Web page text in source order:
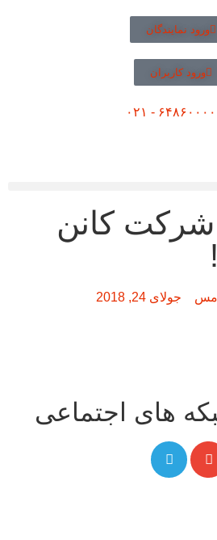
ورود نمایندگان
ورود کاربران
۶۴۸۶۰۰۰۰ - ۰۲۱
شرکت کانن
جولای 24, 2018
های اجتماعی